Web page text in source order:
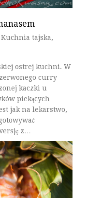
Kuchnia tajska,
ostrej kuchni. W
curry
kaczki u
piekących
jak na lekarstwo,
z…